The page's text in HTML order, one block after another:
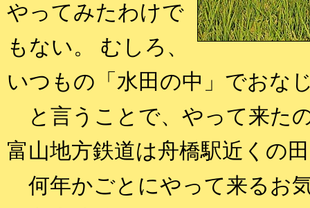
やってみたわけで
もない。 むしろ、
いつもの「水田の中」でおな
と言うことで、やって来た
富山地方鉄道は舟橋駅近くの
何年かごとにやって来るお